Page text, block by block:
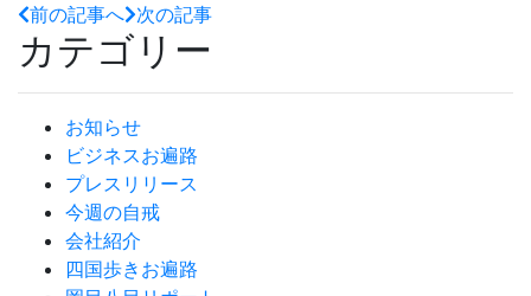
前の記事へ 次の記事
カテゴリー
お知らせ
ビジネスお遍路
プレスリリース
今週の自戒
会社紹介
四国歩きお遍路